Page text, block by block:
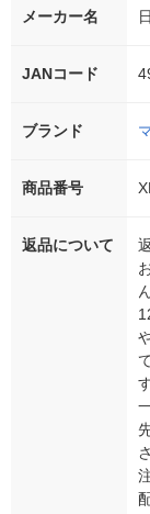
メーカー名
JANコード
ブランド
商品番号
返品について